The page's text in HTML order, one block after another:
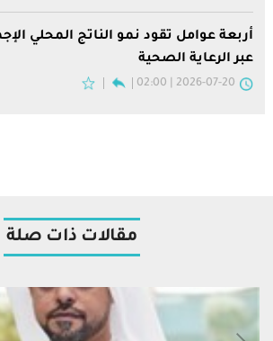
أربعة عوامل تقود نمو الناتج المحلي
عبر الرعاية الصحية
2026-07-20 | 02:00
مقالات ذات صلة